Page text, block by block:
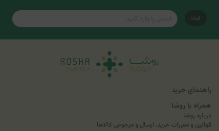
ثبت
راهنمای خرید
همراه با روشا
درباره روشا
قوانین و مقررات خرید، ارسال و مرجوعی کالاها